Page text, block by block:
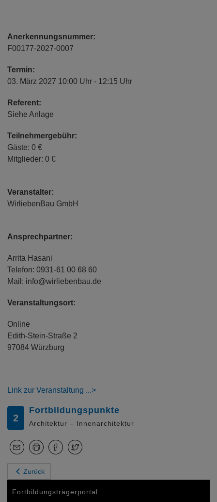
Anerkennungsnummer:
F00177-2027-0007
Termin:
03. März 2027 10:00 Uhr - 12:15 Uhr
Referent:
Siehe Anlage
Teilnehmergebühr:
Gäste: 0 €
Mitglieder: 0 €
Veranstalter:
WirliebenBau GmbH
Ansprechpartner:
Arrita Hasani
Telefon: 0931-61 00 68 60
Mail: info@wirliebenbau.de
Veranstaltungsort:
Online
Edith-Stein-Straße 2
97084 Würzburg
Link zur Veranstaltung
2
Fortbildungspunkte
Architektur – Innenarchitektur
Zurück
Fortbildungsträgerportal